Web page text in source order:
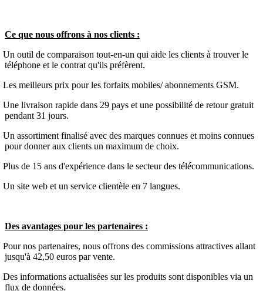
Ce que nous offrons à nos clients :
Un outil de comparaison tout-en-un qui aide les clients à trouver le
téléphone et le contrat qu'ils préfèrent.
Les meilleurs prix pour les forfaits mobiles/ abonnements GSM.
Une livraison rapide dans 29 pays et une possibilité de retour gratuit
pendant 31 jours.
Un assortiment finalisé avec des marques connues et moins connues
pour donner aux clients un maximum de choix.
Plus de 15 ans d'expérience dans le secteur des télécommunications.
Un site web et un service clientèle en 7 langues.
Des avantages pour les partenaires :
Pour nos partenaires, nous offrons des commissions attractives allant
jusqu'à 42,50 euros par vente.
Des informations actualisées sur les produits sont disponibles via un
flux de données.